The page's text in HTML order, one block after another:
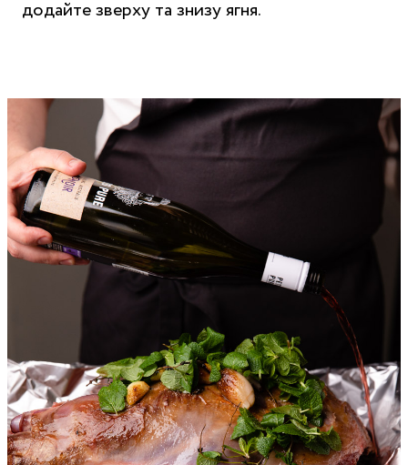
додайте зверху та знизу ягня.